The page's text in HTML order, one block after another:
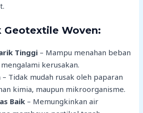
Geotextile Woven:
Tinggi – Mampu menahan beban
kerusakan.
– Tidak mudah rusak oleh paparan
kimia, maupun mikroorganisme.
Baik – Memungkinkan air